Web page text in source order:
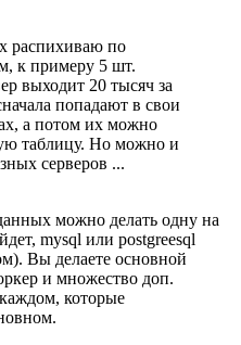
распихиваю по
к примеру 5 шт.
выходит 20 тысяч за
попадают в свои
а потом их можно
таблицу. Но можно и
серверов ...
можно делать одну на
mysql или postgreesql
Вы делаете основной
и множество доп.
которые